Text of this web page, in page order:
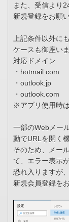
また、受信より
新規登録をお願
上記条件以外に
ケースも御座いま
対応ドメイン
・hotmail.com
・outlook.jp
・outlook.com
※アプリ使用時
一部のWebメー
動でURLを開く
そのため、メー
て、エラー表示
恐れ入りますが
新規会員登録を